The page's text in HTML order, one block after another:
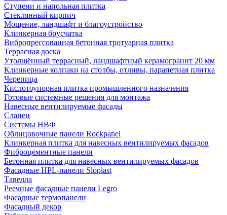
Ступени и напольная плитка
Cтеклянный кирпич
Мощение, ландшафт и благоустройство
Клинкерная брусчатка
Вибропрессованная бетонная тротуарная плитка
Террасная доска
Утолщённый террасный, ландшафтный керамогранит 20 мм
Клинкерные колпаки на столбы, отливы, парапетная плитка
Черепица
Кислотоупорная плитка промышленного назначения
Готовые системные решения для монтажа
Навесные вентилируемые фасады
Сланец
Системы НВФ
Облицовочные панели Rockpanel
Клинкерная плитка для навесных вентилируемых фасадов
Фиброцементные панели
Бетонная плитка для навесных вентилируемых фасадов
Фасадные HPL-панели Sloplast
Тавелла
Реечные фасадные панели Legro
Фасадные термопанели
Фасадный декор